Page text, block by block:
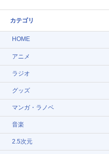
カテゴリ
HOME
アニメ
ラジオ
グッズ
マンガ・ラノベ
音楽
2.5次元